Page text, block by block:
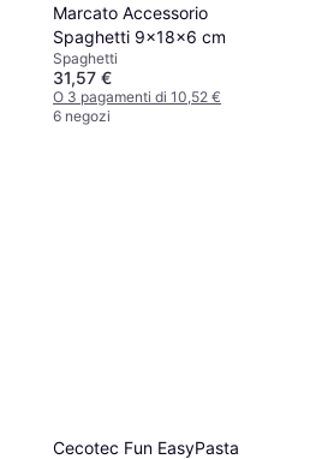
Marcato Accessorio
Spaghetti 9x18x6 cm
Spaghetti
31,57 €
O 3 pagamenti di 10,52 €
6 negozi
Cecotec Fun EasyPasta